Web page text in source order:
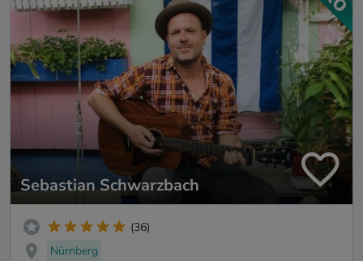
Sebastian Schwarzbach
(36)
Nürnberg